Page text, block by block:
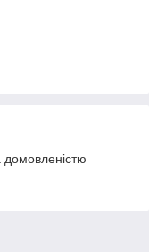
домовленістю